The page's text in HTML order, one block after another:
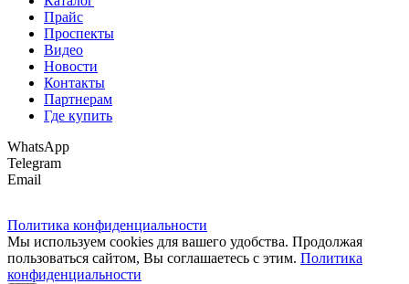
Прайс
Проспекты
Видео
Новости
Контакты
Партнерам
Где купить
WhatsApp
Telegram
Email
Политика конфиденциальности
Мы используем cookies для вашего удобства. Продолжая
пользоваться сайтом, Вы соглашаетесь с этим. Политика
конфиденциальности